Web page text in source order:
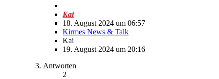
Kai
18. August 2024 um 06:57
Kirmes News & Talk
Kai
19. August 2024 um 20:16
Antworten
2